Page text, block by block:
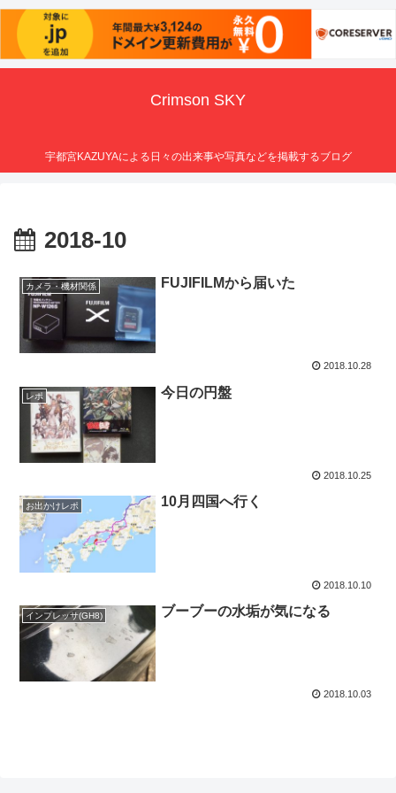
Crimson SKY
宇都宮KAZUYAによる日々の出来事や写真などを掲載するブログ
2018-10
カメラ・機材関係 FUJIFILMから届いた
2018.10.28
レポ 今日の円盤
2018.10.25
お出かけレポ 10月四国へ行く
2018.10.10
インプレッサ(GH8) ブーブーの水垢が気になる
2018.10.03